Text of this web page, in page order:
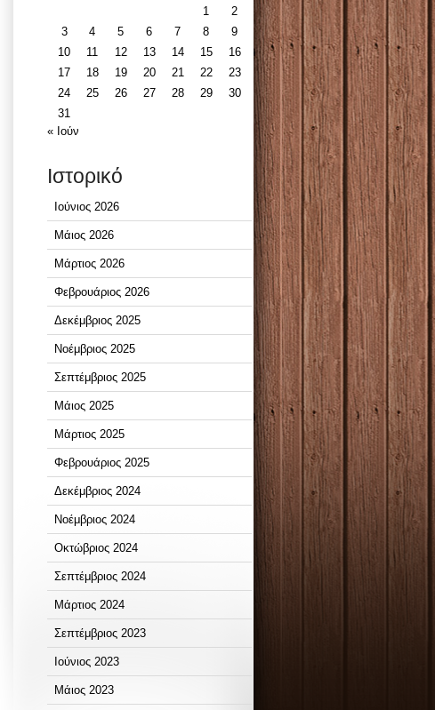
1
2
3
4 5 6 7 8
9
10
11 12 13 14 15
16
17
18 19 20 21 22
23
24
25 26 27 28 29
30
31
« Ιούν
Ιστορικό
Ιούνιος 2026
Μάιος 2026
Μάρτιος 2026
Φεβρουάριος 2026
Δεκέμβριος 2025
Νοέμβριος 2025
Σεπτέμβριος 2025
Μάιος 2025
Μάρτιος 2025
Φεβρουάριος 2025
Δεκέμβριος 2024
Νοέμβριος 2024
Οκτώβριος 2024
Σεπτέμβριος 2024
Μάρτιος 2024
Σεπτέμβριος 2023
Ιούνιος 2023
Μάιος 2023